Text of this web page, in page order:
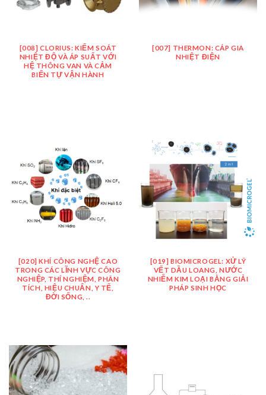
[008] CLORIUS: KIỂM SOÁT
NHIỆT ĐỘ VÀ ÁP SUẤT VỚI
HỆ THÔNG VAN VÀ CẢM
BIẾN TỰ VẬN HÀNH
[007] THERMON: CÁP GIA
NHIỆT ĐIỆN
[020] KHÍ CÔNG NGHỆ CAO
TRONG CÁC LĨNH VỰC CÔNG
NGHIỆP, THÍ NGHIỆM, PHÂN
TÍCH, HIỆU CHUẨN, Y TẾ,
ĐỜI SỐNG, ..
[019] BIOMICROGEL: XỬ LÝ
VẾT DẦU LOANG, NƯỚC
NHIỄM KIM LOẠI BẰNG GIẢI
PHÁP SINH HỌC